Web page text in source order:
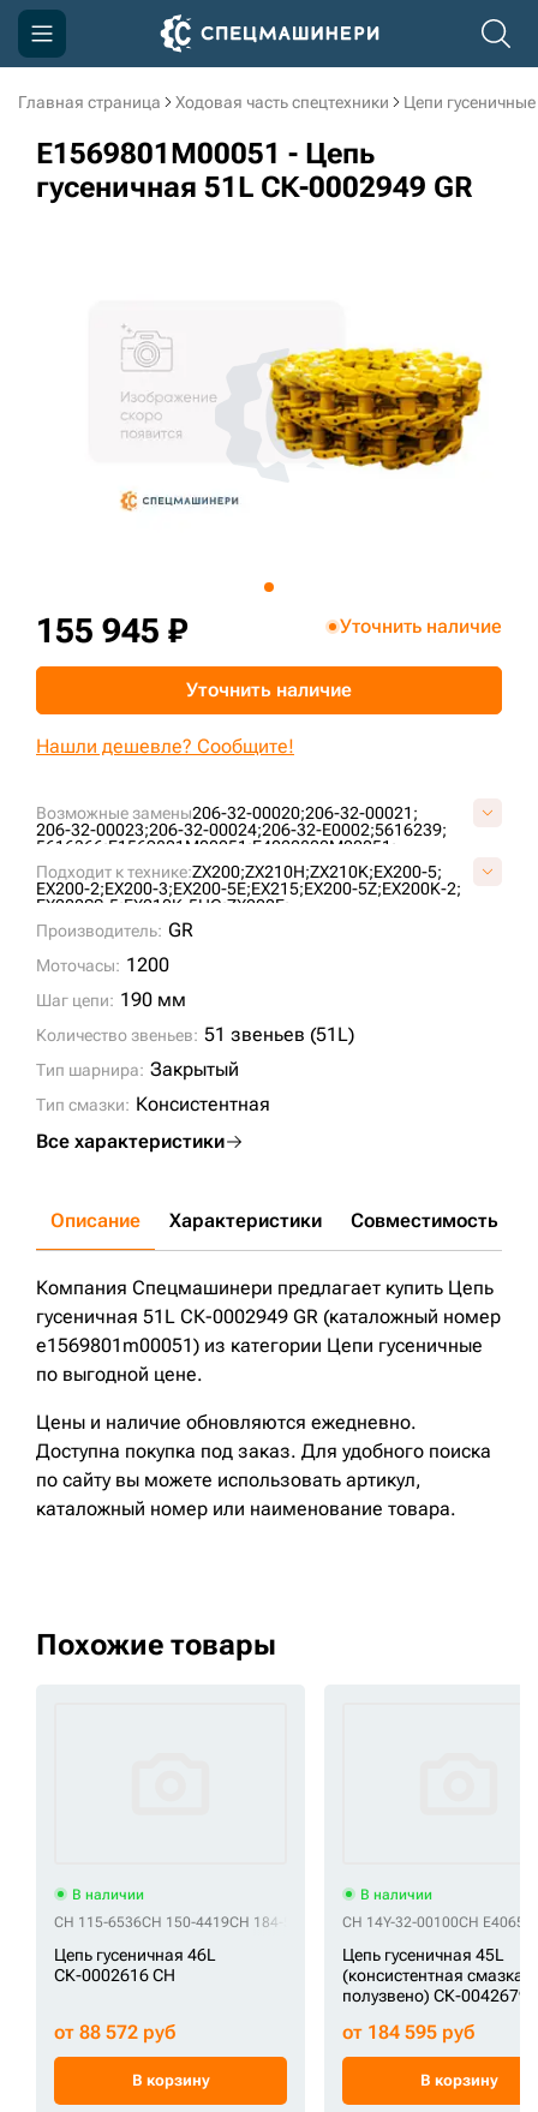
Главная страница Ходовая часть спецтехники Цепи гусеничные
E1569801M00051 - Цепь
гусеничная 51L СК-0002949 GR
Возможные замены206-32-00020;206-32-00021;
206-32-00023;206-32-00024;206-32-E0002;5616239;
5616366;E1569801M00051;E4020800M00051;
FT3609/51;
JBA0247;KM1170/51;KM64/51;VE15690851;
VKM1170/51HDV;
Подходит к технике:ZX200;ZX210H;ZX210K;EX200-5;
EX200-2;EX200-3;EX200-5E;EX215;EX200-5Z;EX200K-2;
EX200SS-5;EX210K-5HG;ZX200E;
Производитель: GR
Моточасы: 1200
Шаг цепи: 190 мм
Количество звеньев: 51 звеньев (51L)
Тип шарнира: Закрытый
Тип смазки: Консистентная
Все характеристики
155 945 ₽ Уточнить наличие
Уточнить наличие
Нашли дешевле? Сообщите!
Описание Характеристики Совместимость
Компания Спецмашинери предлагает купить Цепь
гусеничная 51L СК-0002949 GR (каталожный номер
e1569801m00051) из категории Цепи гусеничные
по выгодной цене.
Цены и наличие обновляются ежедневно.
Доступна покупка под заказ. Для удобного поиска
по сайту вы можете использовать артикул,
каталожный номер или наименование товара.
Похожие товары
В наличии
CH 115-6536CH 150-4419CH 184-5859 CH 200103-00098 CH CR4854/46
Цепь гусеничная 46L
СК-0002616 CH
от 88 572 руб
В корзину
В наличии
CH 14Y-32-00100CH
Цепь гусеничная 45L
(консистентная смазка,
полузвено) СК-0042679
от 184 595 руб
В корзину
Компания
Акции
3D тур по производству
3D тур по складам
sksale@skdst.ru